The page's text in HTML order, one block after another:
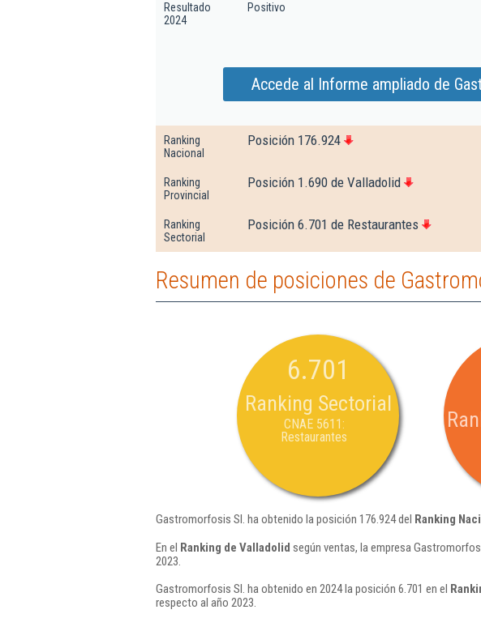
Resultado
2024
Positivo
Accede al Informe ampliado de
Ranking
Nacional
Posición 176.924
Ranking
Provincial
Posición 1.690 de Valladolid
Ranking
Sectorial
Posición 6.701 de Restaurantes
Resumen de posiciones de
6.701
Ranking Sectorial
CNAE 5611:
Restaurantes
Gastromorfosis Sl. ha obtenido la posición 176.924 del Ranking
En el Ranking de Valladolid según ventas, la empresa
2023.
Gastromorfosis Sl. ha obtenido en 2024 la posición 6.701 en el
respecto al año 2023.